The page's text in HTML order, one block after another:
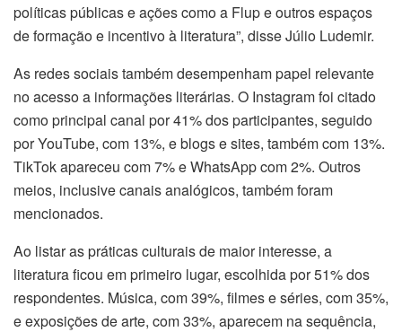
políticas públicas e ações como a Flup e outros espaços
de formação e incentivo à literatura”, disse Júlio Ludemir.
As redes sociais também desempenham papel relevante
no acesso a informações literárias. O Instagram foi citado
como principal canal por 41% dos participantes, seguido
por YouTube, com 13%, e blogs e sites, também com 13%.
TikTok apareceu com 7% e WhatsApp com 2%. Outros
meios, inclusive canais analógicos, também foram
mencionados.
Ao listar as práticas culturais de maior interesse, a
literatura ficou em primeiro lugar, escolhida por 51% dos
respondentes. Música, com 39%, filmes e séries, com 35%,
e exposições de arte, com 33%, aparecem na sequência,